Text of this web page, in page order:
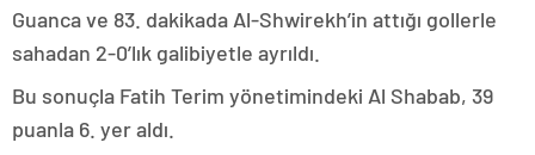
Guanca ve 83. dakikada Al-Shwirekh’in attığı gollerle
sahadan 2-0’lık galibiyetle ayrıldı.
Bu sonuçla Fatih Terim yönetimindeki Al Shabab, 39
puanla 6. yer aldı.